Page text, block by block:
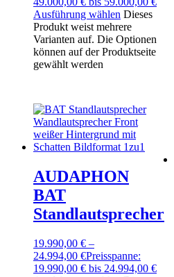
Ausführung wählen Dieses
Produkt weist mehrere
Varianten auf. Die Optionen
können auf der Produktseite
gewählt werden
AUDAPHON
BAT
Standlautsprecher
19.990,00 € –
24.994,00 €Preisspanne:
19.990,00 € bis 24.994,00 €